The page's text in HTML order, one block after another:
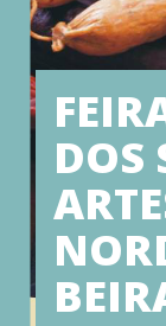
DOS